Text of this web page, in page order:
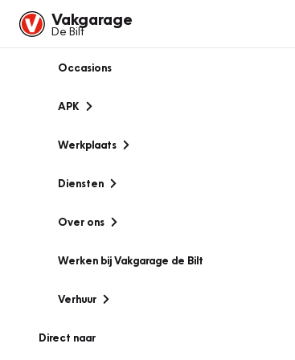
Vakgarage
De Bilt
Occasions
APK
Werkplaats
Diensten
Over ons
Werken bij Vakgarage de Bilt
Verhuur
Direct naar